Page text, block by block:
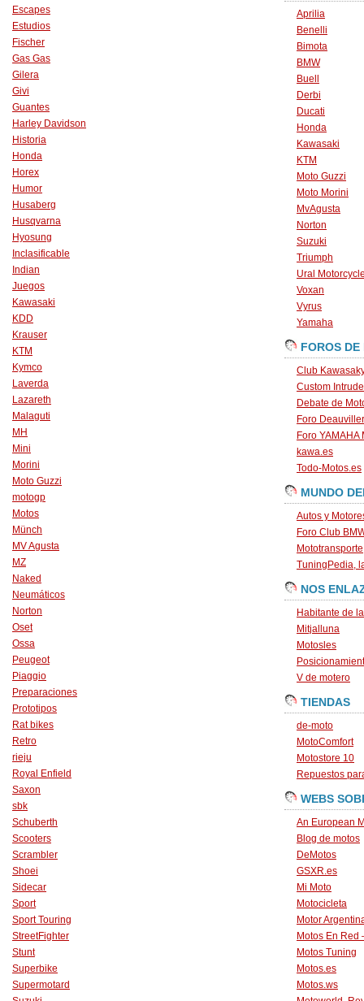
Escapes
Estudios
Fischer
Gas Gas
Gilera
Givi
Guantes
Harley Davidson
Historia
Honda
Horex
Humor
Husaberg
Husqvarna
Hyosung
Inclasificable
Indian
Juegos
Kawasaki
KDD
Krauser
KTM
Kymco
Laverda
Lazareth
Malaguti
MH
Mini
Morini
Moto Guzzi
motogp
Motos
Münch
MV Agusta
MZ
Naked
Neumáticos
Norton
Oset
Ossa
Peugeot
Piaggio
Preparaciones
Prototipos
Rat bikes
Retro
rieju
Royal Enfield
Saxon
sbk
Schuberth
Scooters
Scrambler
Shoei
Sidecar
Sport
Sport Touring
StreetFighter
Stunt
Superbike
Supermotard
Aprilia
Benelli
Bimota
BMW
Buell
Derbi
Ducati
Honda
Kawasaki
KTM
Moto Guzzi
Moto Morini
MvAgusta
Norton
Suzuki
Triumph
Ural
Voxan
Vyrus
Yamaha
FOROS DE
Club
Custom
Debate de
Foro
Foro YAMAHA
kawa.es
Todo-Motos.es
MUNDO
Autos y
Foro Club
Mototransporte
TuningPedia,
NOS
Habitante de
Mitjalluna
Motosles
V de motero
TIENDAS
de-moto
MotoComfort
Motostore 10
Repuestos
WEBS
An European
Blog de motos
DeMotos
GSXR.es
Mi Moto
Motocicleta
Motor
Motos En Red
Motos Tuning
Motos.es
Motos.ws